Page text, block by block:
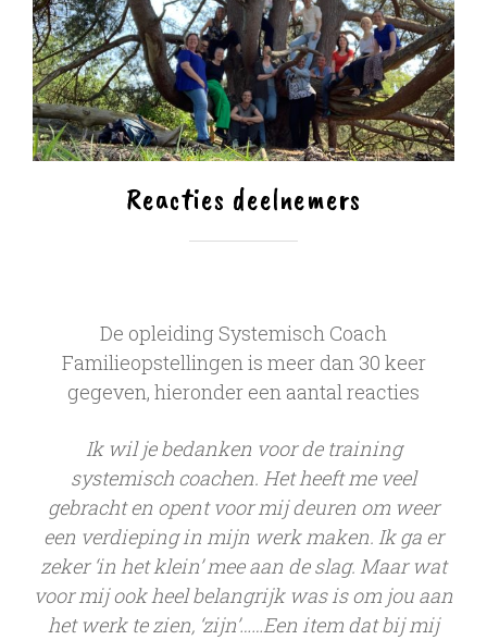
Reacties deelnemers
De opleiding Systemisch Coach
Familieopstellingen is meer dan 30 keer
gegeven, hieronder een aantal reacties
Ik wil je bedanken voor de training
systemisch coachen. Het heeft me veel
gebracht en opent voor mij deuren om weer
een verdieping in mijn werk maken. Ik ga er
zeker ‘in het klein’ mee aan de slag. Maar wat
voor mij ook heel belangrijk was is om jou aan
het werk te zien, ‘zijn’……Een item dat bij mij